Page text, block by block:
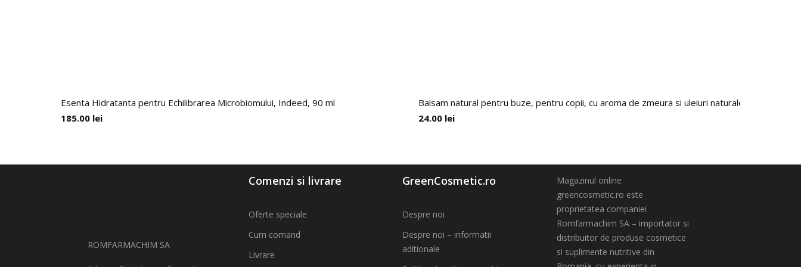
Esenta Hidratanta pentru Echilibrarea Microbiomului, Indeed, 90 ml
185.00 lei
Balsam natural pentru buze, pentru copii, cu aroma de zmeura si uleiuri naturale, Biobaza,
24.00 lei
ROMFARMACHIM SA
Comenzi si livrare
Oferte speciale
Cum comand
Livrare
GreenCosmetic.ro
Despre noi
Despre noi – informatii
aditionale
Magazinul online
greencosmetic.ro este
proprietatea companiei
Romfarmachim SA – importator si
distribuitor de produse cosmetice
si suplimente nutritive din